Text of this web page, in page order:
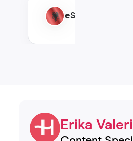
eSIM l'Albania
Erika